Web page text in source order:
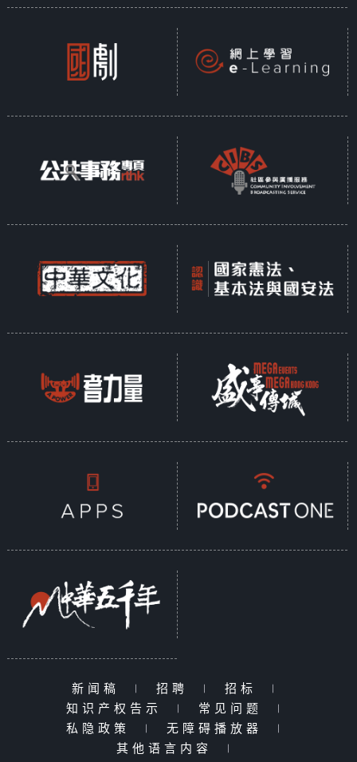
新闻稿 | 招聘 | 招标
|
知识产权告示
| 常见问题
|
私隐政策
| 无障碍播放器
|
其他语言内容
|